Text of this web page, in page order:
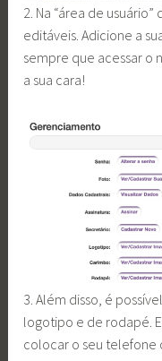
2. Na “área de
editáveis. Adicione a
sempre que acessar o
a sua cara!
3. Além disso, é
logotipo e de rodapé.
colocar o seu telefone